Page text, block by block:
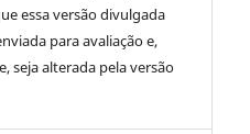
essa versão divulgada
para avaliação e,
seja alterada pela versão